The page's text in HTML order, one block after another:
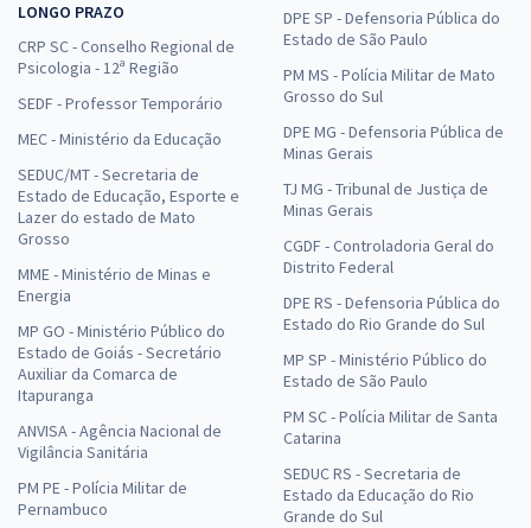
LONGO PRAZO
CRP SC - Conselho Regional de
Psicologia - 12ª Região
SEDF - Professor Temporário
MEC - Ministério da Educação
SEDUC/MT - Secretaria de
Estado de Educação, Esporte e
Lazer do estado de Mato
Grosso
MME - Ministério de Minas e
Energia
MP GO - Ministério Público do
Estado de Goiás - Secretário
Auxiliar da Comarca de
Itapuranga
ANVISA - Agência Nacional de
Vigilância Sanitária
PM PE - Polícia Militar de
Pernambuco
DPE SP - Defensoria Pública do
Estado de São Paulo
PM MS - Polícia Militar de Mato
Grosso do Sul
DPE MG - Defensoria Pública de
Minas Gerais
TJ MG - Tribunal de Justiça de
Minas Gerais
CGDF - Controladoria Geral do
Distrito Federal
DPE RS - Defensoria Pública do
Estado do Rio Grande do Sul
MP SP - Ministério Público do
Estado de São Paulo
PM SC - Polícia Militar de Santa
Catarina
SEDUC RS - Secretaria de
Estado da Educação do Rio
Grande do Sul